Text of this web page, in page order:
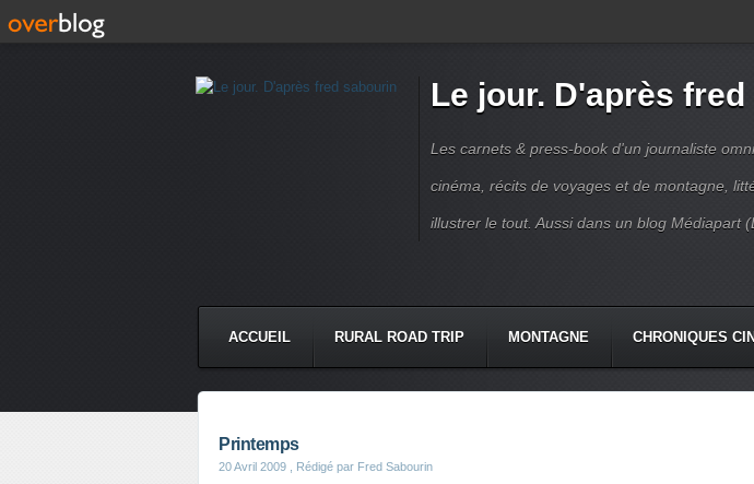
Le jour. D'après
Les carnets & press-book d'un journaliste
cinéma, récits de voyages et de montagne,
illustrer le tout. Aussi dans un blog Médiapart
ACCUEIL RURAL ROAD TRIP MONTAGNE CHRONIQUES
Printemps
20 Avril 2009 , Rédigé par Fred Sabourin